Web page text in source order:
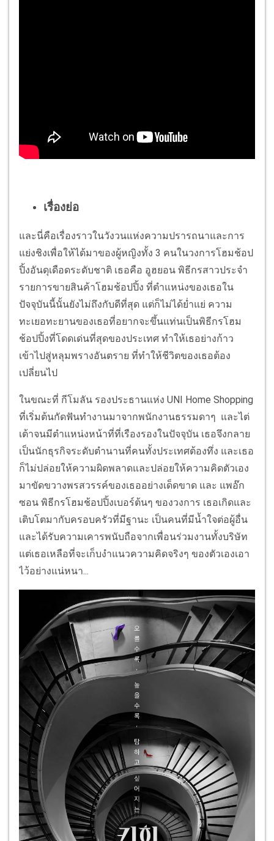
เรื่องย่อ
และนี่คือเรื่องราวในวังวนแห่งความปรารถนาและการ
แย่งชิงเพื่อให้ได้มาของผู้หญิงทั้ง 3 คนในวงการโฮมช้อป
ปิ้งอันดุเดือดระดับชาติ เธอคือ อูฮยอน พิธีกรสาวประจำ
รายการขายสินค้าโฮมช้อปปิ้ง ที่ตำแหน่งของเธอใน
ปัจจุบันนี้นั้นยังไม่ถึงกับดีที่สุด แต่ก็ไม่ได้ย่ำแย่ ความ
ทะเยอทะยานของเธอที่อยากจะขึ้นแท่นเป็นพิธีกรโฮม
ช้อปปิ้งที่โดดเด่นที่สุดของประเทศ ทำให้เธอย่างก้าว
เข้าไปสู่หลุมพรางอันตราย ที่ทำให้ชีวิตของเธอต้อง
เปลี่ยนไป
ในขณะที่ กีโมลัน รองประธานแห่ง UNI Home Shopping
ที่เริ่มต้นกัดฟันทำงานมาจากพนักงานธรรมดาๆ และไต่
เต้าจนมีตำแหน่งหน้าที่ที่เรืองรองในปัจจุบัน เธอจึงกลาย
เป็นนักธุรกิจระดับตำนานที่คนทั้งประเทศต้องทึ่ง และเธอ
ก็ไม่ปล่อยให้ความผิดพลาดและปล่อยให้ความคิดตัวเอง
มาขัดขวางพรสวรรค์ของเธออย่างเด็ดขาด และ แพอ๊ก
ซอน พิธีกรโฮมช้อปปิ้งเบอร์ต้นๆ ของวงการ เธอเกิดและ
เติบโตมากับครอบครัวที่มีฐานะ เป็นคนที่มีน้ำใจต่อผู้อื่น
และได้รับความเคารพนับถือจากเพื่อนร่วมงานทั้งบริษัท
แต่เธอเหลือที่จะเก็บงำแนวความคิดจริงๆ ของตัวเองเอา
ไว้อย่างแน่หนา...